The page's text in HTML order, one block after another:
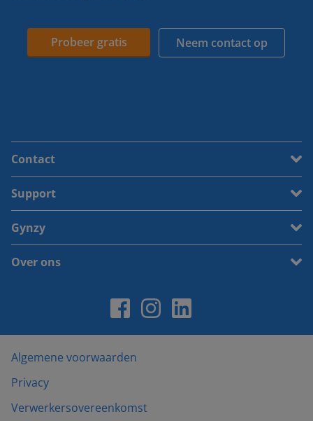
Probeer gratis Neem contact op
Contact
Support
Gynzy
Over ons
Algemene voorwaarden
Privacy
Verwerkersovereenkomst